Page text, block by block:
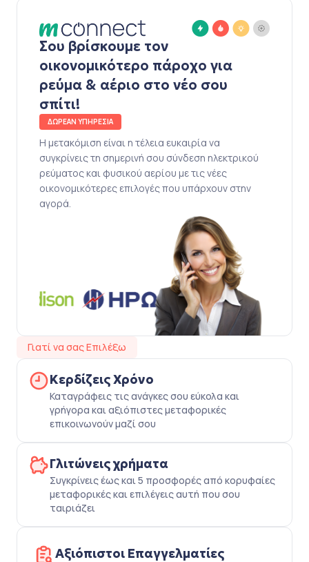
Σου βρίσκουμε τον
οικονομικότερο πάροχο για
ρεύμα & αέριο στο νέο σου
σπίτι!
ΔΩΡΕΑΝ ΥΠΗΡΕΣΙΑ
Η μετακόμιση είναι η τέλεια ευκαιρία να
συγκρίνεις τη σημερινή σου σύνδεση ηλεκτρικού
ρεύματος και φυσικού αερίου με τις νέες
οικονομικότερες επιλογές που υπάρχουν στην
αγορά.
Γιατί να σας Επιλέξω
Κερδίζεις Χρόνο
Καταγράφεις τις ανάγκες σου εύκολα και
γρήγορα και αξιόπιστες μεταφορικές
επικοινωνούν μαζί σου
Γλιτώνεις χρήματα
Συγκρίνεις έως και 5 προσφορές από κορυφαίες
μεταφορικές και επιλέγεις αυτή που σου
ταιριάζει
Αξιόπιστοι Επαγγελματίες